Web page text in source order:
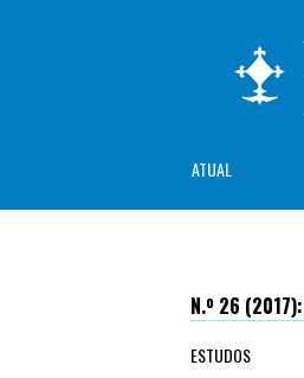
ATUAL
N.º 26
ESTUDOS